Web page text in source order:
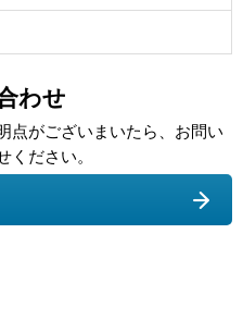
わせ
点がございまいたら、お問い
ください。